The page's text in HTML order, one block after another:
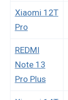
Xiaomi 12T
Pro
REDMI
Note 13
Pro Plus